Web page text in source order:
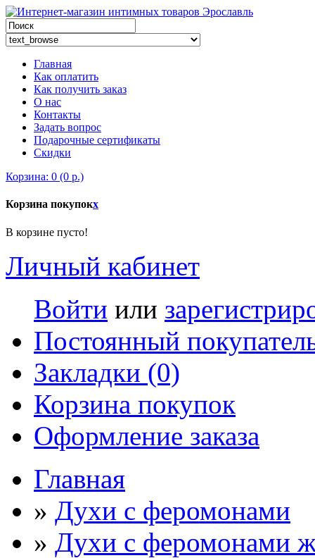
Главная
Как оплатить
Как получить заказ
О нас
Контакты
Задать вопрос
Подарочные сертификаты
Скидки
Корзина: 0 (0 р.)
Корзина покупокx
В корзине пусто!
Личный кабинет
Войти или
Постоянный
Закладки (0)
Корзина покупок
Оформление заказа
Главная
» Духи с феромонами
» Духи с феромонами